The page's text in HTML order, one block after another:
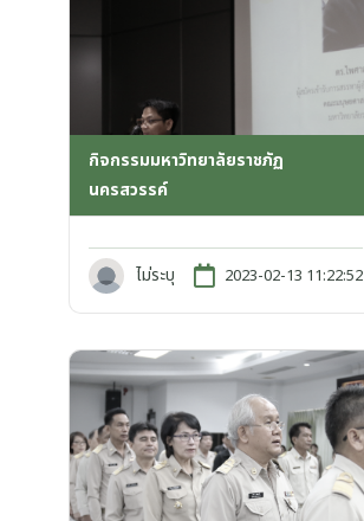
กิจกรรมมหาวิทยาลัยราชภัฏ
นครสวรรค์
ไม่ระบุ 2023-02-13 11:22:52